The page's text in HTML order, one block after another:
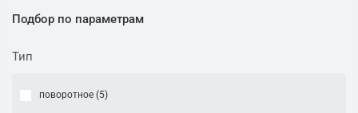
Подбор по параметрам
Тип
поворотное (5)